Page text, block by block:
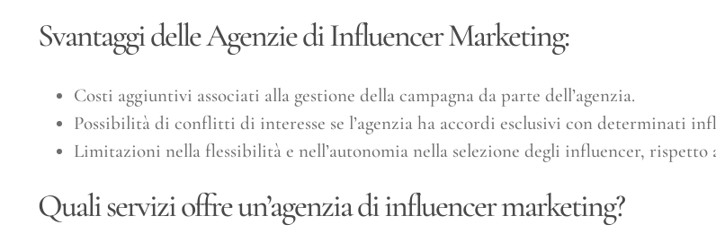
Svantaggi delle Agenzie di Influencer Marketing:
Costi aggiuntivi associati alla gestione della campagna da parte dell’agenzia.
Possibilità di conflitti di interesse se l’agenzia ha accordi esclusivi con determinati
Limitazioni nella flessibilità e nell’autonomia nella selezione degli influencer, rispetto
Quali servizi offre un’agenzia di influencer marketing?